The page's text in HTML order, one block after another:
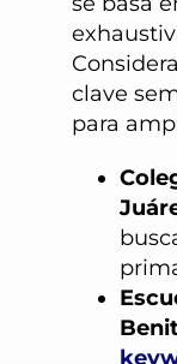
clave
para